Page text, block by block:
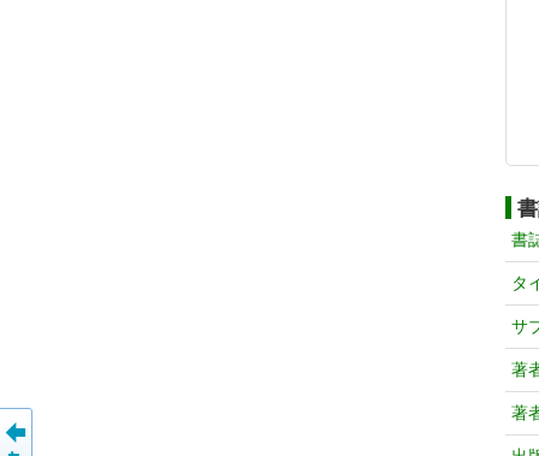
書
タ
サ
著
著